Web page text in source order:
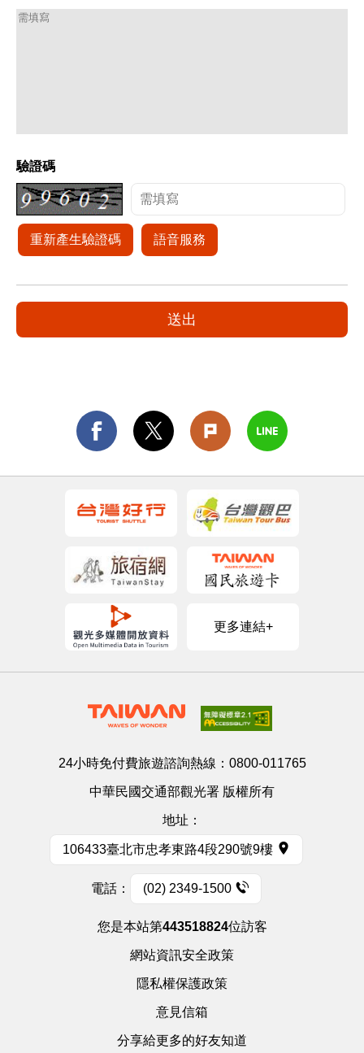
驗證碼
重新產生驗證碼 語音服務
更多連結+
24小時免付費旅遊諮詢熱線： 0800-011765
中華民國交通部觀光署 版權所有
地址：
106433臺北市忠孝東路4段290號9樓
電話： (02) 2349-1500
您是本站第443518824位訪客
網站資訊安全政策
隱私權保護政策
意見信箱
分享給更多的好友知道